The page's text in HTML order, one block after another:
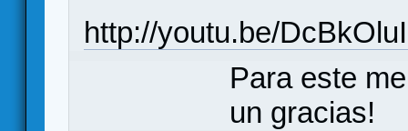
http://youtu.be/
Para este
un gracias!